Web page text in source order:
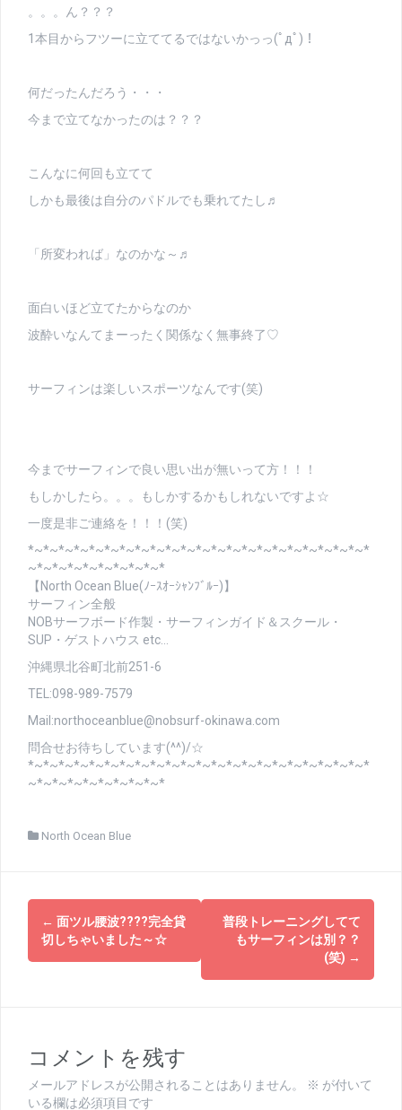
。。。ん？？？
1本目からフツーに立ててるではないかっっ(ﾟдﾟ)！
何だったんだろう・・・
今まで立てなかったのは？？？
こんなに何回も立てて
しかも最後は自分のパドルでも乗れてたし♬
「所変われば」なのかな～♬
面白いほど立てたからなのか
波酔いなんてまーったく関係なく無事終了♡
サーフィンは楽しいスポーツなんです(笑)
今までサーフィンで良い思い出が無いって方！！！
もしかしたら。。。もしかするかもしれないですよ☆
一度是非ご連絡を！！！(笑)
*~*~*~*~*~*~*~*~*~*~*~*~*~*~*~*~*~*~*~*~*~*~*
~*~*~*~*~*~*~*~*~*
【North Ocean Blue(ﾉｰｽｵｰｼｬﾝﾌﾞﾙｰ)】
サーフィン全般
NOBサーフボード作製・サーフィンガイド＆スクール・
SUP・ゲストハウス etc…
沖縄県北谷町北前251-6
TEL:098-989-7579
Mail:northoceanblue@nobsurf-okinawa.com
問合せお待ちしています(^^)/☆
*~*~*~*~*~*~*~*~*~*~*~*~*~*~*~*~*~*~*~*~*~*~*
~*~*~*~*~*~*~*~*~*
North Ocean Blue
投
稿
ー
← 面ツル腰波????完全貸
切しちゃいました～☆
普段トレーニングしてて
もサーフィンは別？？
(笑) →
コメントを残す
メールアドレスが公開されることはありません。 ※ が付いて
いる欄は必須項目です